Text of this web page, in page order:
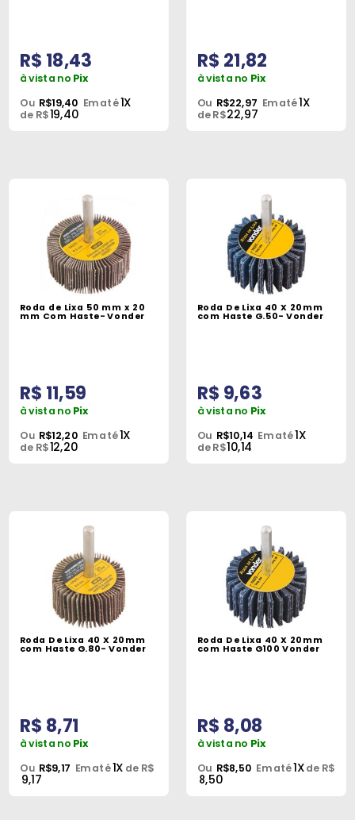
R$ 18,43
à vista no Pix
Ou R$19,40 Em até1X
de R$19,40
R$ 21,82
à vista no Pix
Ou R$22,97 Em até1X
de R$22,97
Roda de Lixa 50 mm x 20
mm Com Haste- Vonder
R$ 11,59
à vista no Pix
Ou R$12,20 Em até1X
de R$12,20
Roda De Lixa 40 X 20mm
com Haste G.50- Vonder
R$ 9,63
à vista no Pix
Ou R$10,14 Em até1X
de R$10,14
Roda De Lixa 40 X 20mm
com Haste G.80- Vonder
R$ 8,71
à vista no Pix
Ou R$9,17 Em até1X de R$
9,17
Roda De Lixa 40 X 20mm
com Haste G100 Vonder
R$ 8,08
à vista no Pix
Ou R$8,50 Em até1Xde R$
8,50